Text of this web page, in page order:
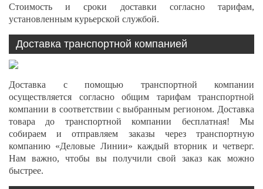
Стоимость и сроки доставки согласно тарифам,
установленным курьерской службой.
Доставка транспортной компанией
Доставка с помощью транспортной компании
осуществляется согласно общим тарифам транспортной
компании в соответствии с выбранным регионом. Доставка
товара до транспортной компании бесплатная! Мы
собираем и отправляем заказы через транспортную
компанию «Деловые Линии» каждый вторник и четверг.
Нам важно, чтобы вы получили свой заказ как можно
быстрее.